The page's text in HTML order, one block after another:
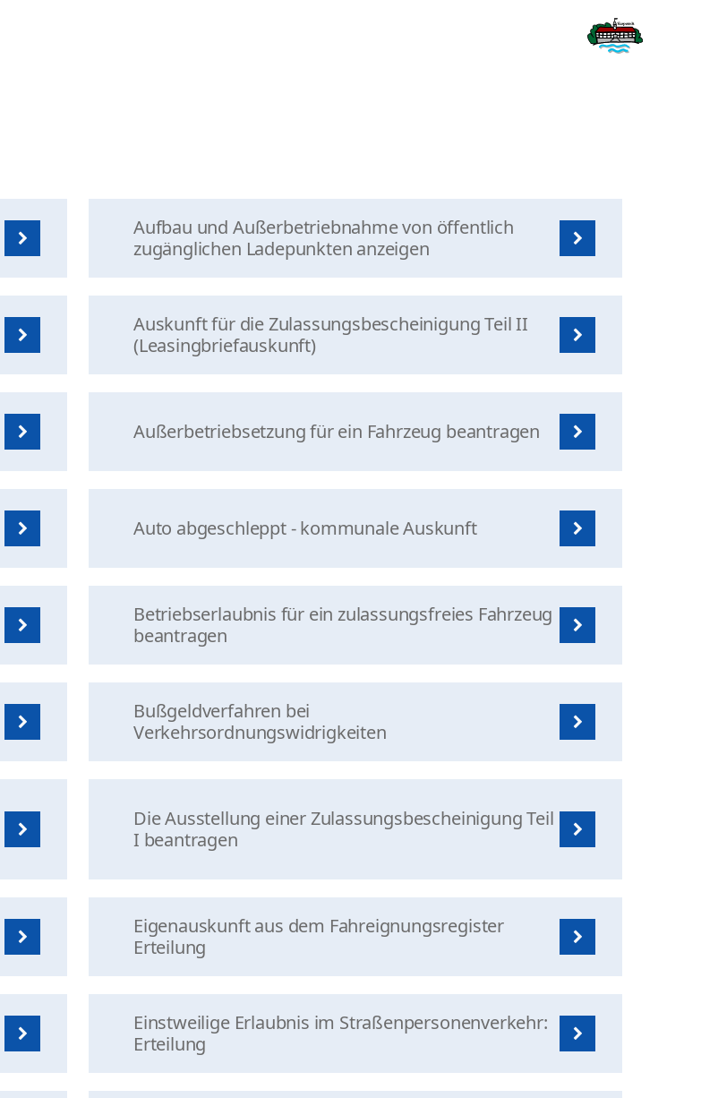
Aufbau und Außerbetriebnahme von öffentlich
zugänglichen Ladepunkten anzeigen
Auskunft für die Zulassungsbescheinigung Teil II
(Leasingbriefauskunft)
Außerbetriebsetzung für ein Fahrzeug beantragen
Auto abgeschleppt - kommunale Auskunft
Betriebserlaubnis für ein zulassungsfreies Fahrzeug
beantragen
Bußgeldverfahren bei
Verkehrsordnungswidrigkeiten
Die Ausstellung einer Zulassungsbescheinigung Teil
I beantragen
Eigenauskunft aus dem Fahreignungsregister
Erteilung
Einstweilige Erlaubnis im Straßenpersonenverkehr:
Erteilung